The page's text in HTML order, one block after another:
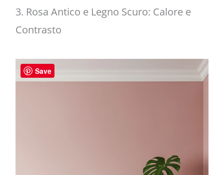
3. Rosa Antico e Legno Scuro: Calore e
Contrasto
Save